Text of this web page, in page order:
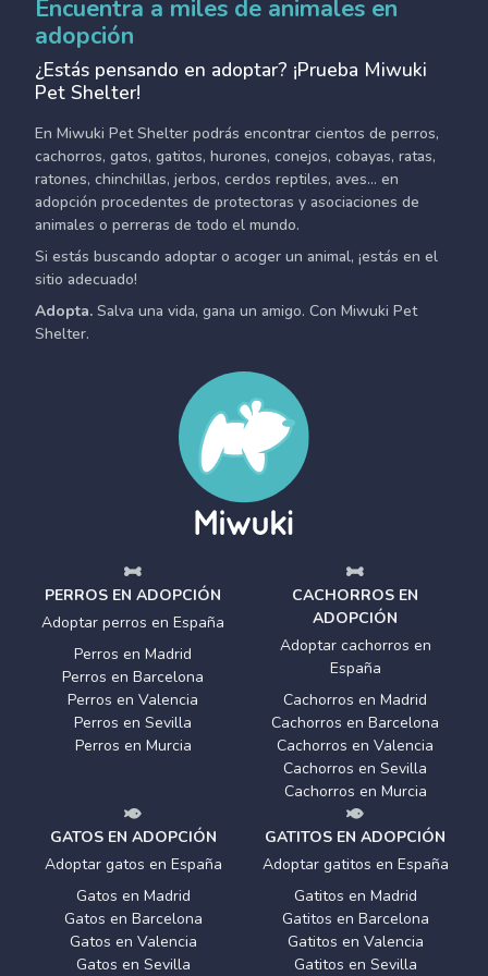
Encuentra a miles de animales en
adopción
¿Estás pensando en adoptar? ¡Prueba Miwuki
Pet Shelter!
En Miwuki Pet Shelter podrás encontrar cientos de perros,
cachorros, gatos, gatitos, hurones, conejos, cobayas, ratas,
ratones, chinchillas, jerbos, cerdos reptiles, aves... en
adopción procedentes de protectoras y asociaciones de
animales o perreras de todo el mundo.
Si estás buscando adoptar o acoger un animal, ¡estás en el
sitio adecuado!
Adopta. Salva una vida, gana un amigo. Con Miwuki Pet
Shelter.
PERROS EN ADOPCIÓN
Adoptar perros en España
Perros en Madrid
Perros en Barcelona
Perros en Valencia
Perros en Sevilla
Perros en Murcia
CACHORROS EN
ADOPCIÓN
Adoptar cachorros en
España
Cachorros en Madrid
Cachorros en Barcelona
Cachorros en Valencia
Cachorros en Sevilla
Cachorros en Murcia
GATOS EN ADOPCIÓN
Adoptar gatos en España
Gatos en Madrid
Gatos en Barcelona
Gatos en Valencia
Gatos en Sevilla
GATITOS EN ADOPCIÓN
Adoptar gatitos en España
Gatitos en Madrid
Gatitos en Barcelona
Gatitos en Valencia
Gatitos en Sevilla